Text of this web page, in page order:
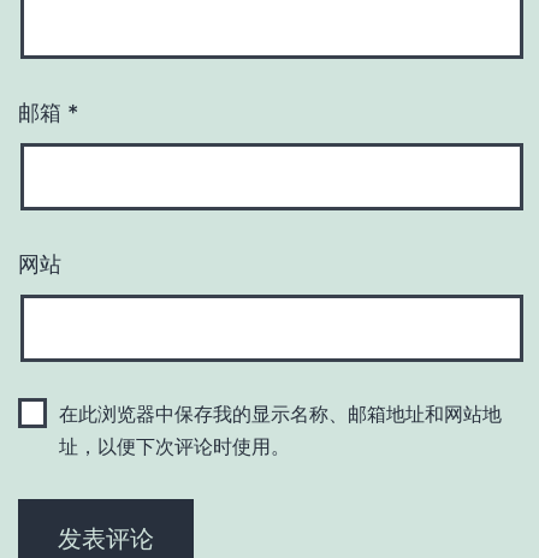
邮箱 *
网站
在此浏览器中保存我的显示名称、邮箱地址和网站地
址，以便下次评论时使用。